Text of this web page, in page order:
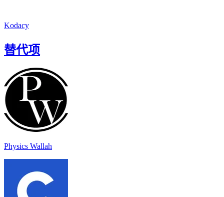
Kodacy
替代项
Physics Wallah